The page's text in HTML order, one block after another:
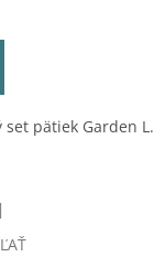
set pätiek Garden L.